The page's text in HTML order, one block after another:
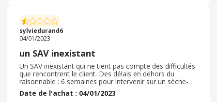
que j'ai réalisé, de ne pas avoir de temps d'attente longs
( voir quasi irrespecteux comme avec certaines
enseignes) , c'est agréable
sylviedurand6
04/01/2023
un SAV inexistant
Un SAV inexistant qui ne tient pas compte des difficultés
que rencontrent le client. Des délais en dehors du
raisonnable : 6 semaines pour intervenir sur un sèche-
linge et sans garantie que le problème sera résolu. Des
rendez-vous planifiés et annulés le matin même ou la
Date de l'achat : 04/01/2023